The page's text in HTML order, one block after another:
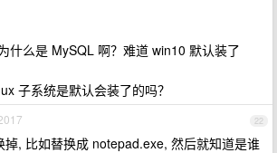
什么是 MySQL 啊？难道 win10 默认装了
子系统是默认会装了的吗？
22
, 比如替换成 notepad.exe, 然后就知道是谁